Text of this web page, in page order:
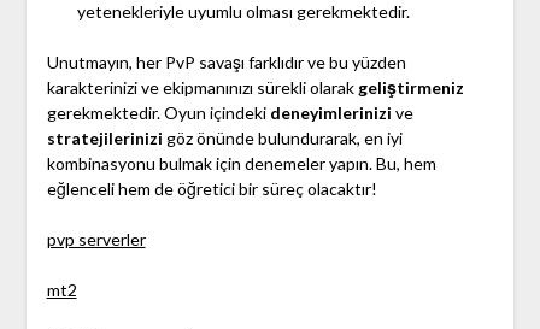
yetenekleriyle uyumlu olması gerekmektedir.
Unutmayın, her PvP savaşı farklıdır ve bu yüzden
karakterinizi ve ekipmanınızı sürekli olarak geliştirmeniz
gerekmektedir. Oyun içindeki deneyimlerinizi ve
stratejilerinizi göz önünde bulundurarak, en iyi
kombinasyonu bulmak için denemeler yapın. Bu, hem
eğlenceli hem de öğretici bir süreç olacaktır!
pvp serverler
mt2